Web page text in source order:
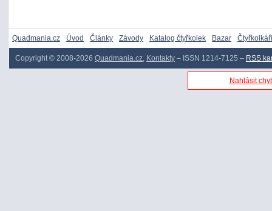
Quadmania.cz Úvod Články Závody Katalog čtyřkolek Bazar Čtyřkolkáři
Copyright © 2008-2026 Quadmania.cz, Kontakty – ISSN 1214-7125 – RSS
Nahlásit